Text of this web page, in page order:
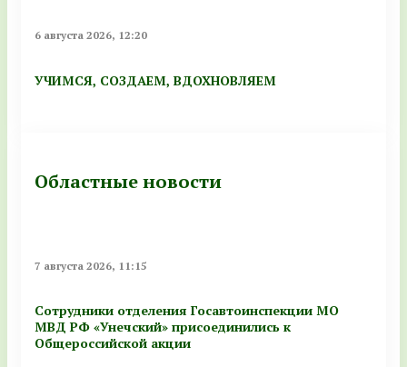
6 августа 2026, 12:20
УЧИМСЯ, СОЗДАЕМ, ВДОХНОВЛЯЕМ
Областные новости
7 августа 2026, 11:15
Сотрудники отделения Госавтоинспекции МО
МВД РФ «Унечский» присоединились к
Общероссийской акции